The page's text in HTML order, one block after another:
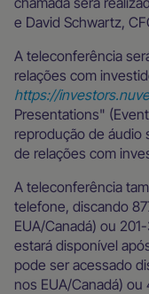
e David Schwartz,
A teleconferência
relações com
https://
Presentations"
reprodução de áudio
de relações com
A teleconferência
telefone, discando
EUA/Canadá) ou
estará disponível
pode ser acessado
nos EUA/Canadá) ou